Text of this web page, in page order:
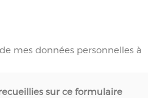
mes données personnelles à
sur ce formulaire